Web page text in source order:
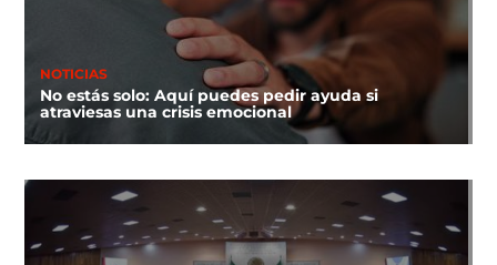
NOTICIAS
No estás solo: Aquí puedes pedir ayuda si
atraviesas una crisis emocional